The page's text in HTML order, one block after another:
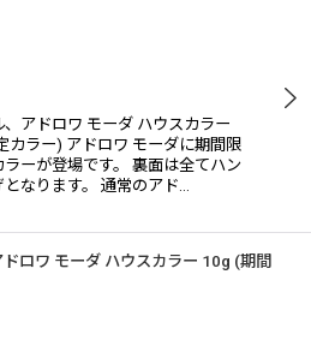
、アドロワ モーダ ハウスカラー
カラー) アドロワ モーダに期間限
ラーが登場です。 裏面は全てハン
となります。 通常のアド…
ドロワ モーダ ハウスカラー 10g (期間